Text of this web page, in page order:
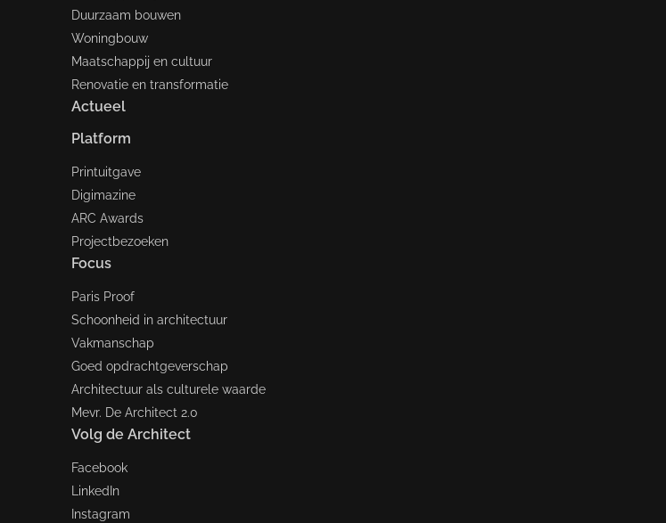
Duurzaam bouwen
Woningbouw
Maatschappij en cultuur
Renovatie en transformatie
Actueel
Platform
Printuitgave
Digimazine
ARC Awards
Projectbezoeken
Focus
Paris Proof
Schoonheid in architectuur
Vakmanschap
Goed opdrachtgeverschap
Architectuur als culturele waarde
Mevr. De Architect 2.0
Volg de Architect
Facebook
LinkedIn
Instagram